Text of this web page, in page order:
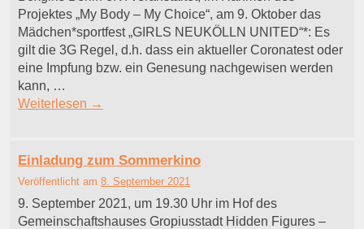
Projektes „My Body – My Choice“, am 9. Oktober das
Mädchen*sportfest „GIRLS NEUKÖLLN UNITED“*: Es
gilt die 3G Regel, d.h. dass ein aktueller Coronatest oder
eine Impfung bzw. ein Genesung nachgewisen werden
kann, …
Weiterlesen →
Einladung zum Sommerkino
Veröffentlicht am 8. September 2021
9. September 2021, um 19.30 Uhr im Hof des
Gemeinschaftshauses Gropiusstadt Hidden Figures –